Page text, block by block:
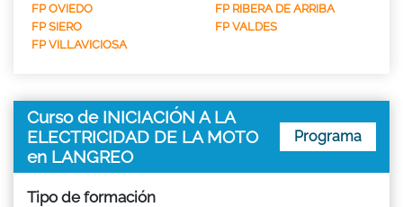
FP OVIEDO
FP RIBERA DE ARRIBA
FP SIERO
FP VALDES
FP VILLAVICIOSA
Curso de INICIACIÓN A LA
ELECTRICIDAD DE LA MOTO
en LANGREO
Programa
Tipo de formación